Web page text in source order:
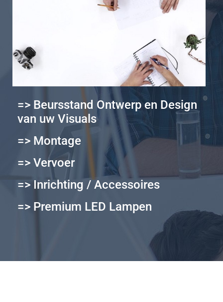
=> Beursstand Ontwerp en Design
van uw Visuals
=> Montage
=> Vervoer
=> Inrichting / Accessoires
=> Premium LED Lampen